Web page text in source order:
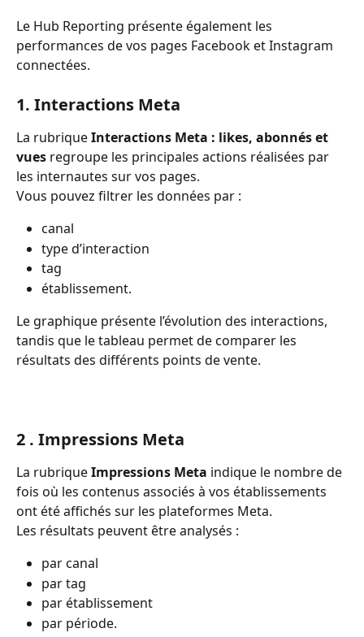
Le Hub Reporting présente également les
performances de vos pages Facebook et Instagram
connectées.
1. Interactions Meta
La rubrique Interactions Meta : likes, abonnés et
vues regroupe les principales actions réalisées par
les internautes sur vos pages.
Vous pouvez filtrer les données par :
canal
type d’interaction
tag
établissement.
Le graphique présente l’évolution des interactions,
tandis que le tableau permet de comparer les
résultats des différents points de vente.
2 . Impressions Meta
La rubrique Impressions Meta indique le nombre de
fois où les contenus associés à vos établissements
ont été affichés sur les plateformes Meta.
Les résultats peuvent être analysés :
par canal
par tag
par établissement
par période.